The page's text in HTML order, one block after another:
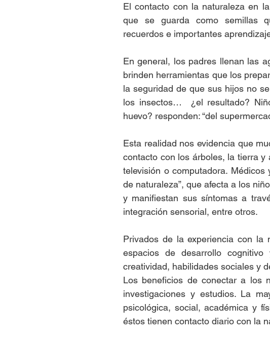
El contacto con la naturaleza en
que se guarda como semillas
recuerdos e importantes
En general, los padres llenan las
brinden herramientas que los
la seguridad de que sus hijos no
los insectos…  ¿el resultado?
huevo? responden: “del
Esta realidad nos evidencia que
contacto con los árboles, la tierra
televisión o computadora.
de naturaleza”, que afecta a los
y manifiestan sus síntomas a
integración sensorial, entre otros.
Privados de la experiencia con la
espacios de desarrollo
creatividad, habilidades sociales y
Los beneficios de conectar a los
investigaciones y estudios. La
psicológica, social, académica y
éstos tienen contacto diario con la